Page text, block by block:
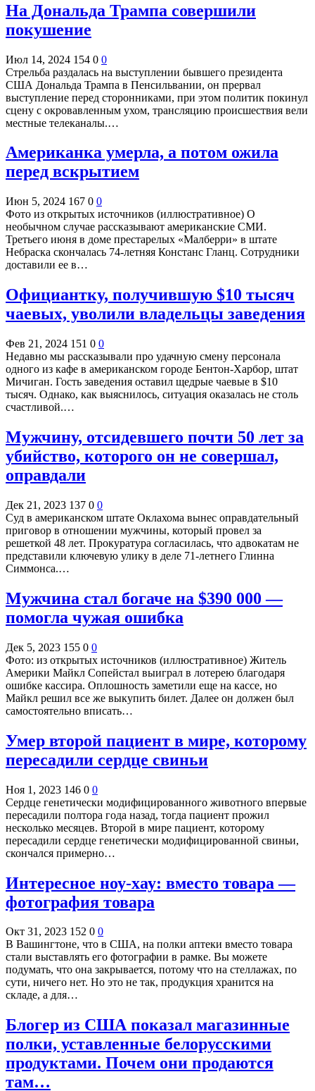
На Дональда Трампа совершили
покушение
Июл 14, 2024 154 0 0
Стрельба раздалась на выступлении бывшего президента
США Дональда Трампа в Пенсильвании, он прервал
выступление перед сторонниками, при этом политик покинул
сцену с окровавленным ухом, трансляцию происшествия вели
местные телеканалы.…
Американка умерла, а потом ожила
перед вскрытием
Июн 5, 2024 167 0 0
Фото из открытых источников (иллюстративное) О
необычном случае рассказывают американские СМИ.
Третьего июня в доме престарелых «Малберри» в штате
Небраска скончалась 74-летняя Констанс Гланц. Сотрудники
доставили ее в…
Официантку, получившую $10 тысяч
чаевых, уволили владельцы заведения
Фев 21, 2024 151 0 0
Недавно мы рассказывали про удачную смену персонала
одного из кафе в американском городе Бентон-Харбор, штат
Мичиган. Гость заведения оставил щедрые чаевые в $10
тысяч. Однако, как выяснилось, ситуация оказалась не столь
счастливой.…
Мужчину, отсидевшего почти 50 лет за
убийство, которого он не совершал,
оправдали
Дек 21, 2023 137 0 0
Суд в американском штате Оклахома вынес оправдательный
приговор в отношении мужчины, который провел за
решеткой 48 лет. Прокуратура согласилась, что адвокатам не
представили ключевую улику в деле 71-летнего Глинна
Симмонса.…
Мужчина стал богаче на $390 000 —
помогла чужая ошибка
Дек 5, 2023 155 0 0
Фото: из открытых источников (иллюстративное) Житель
Америки Майкл Сопейстал выиграл в лотерею благодаря
ошибке кассира. Оплошность заметили еще на кассе, но
Майкл решил все же выкупить билет. Далее он должен был
самостоятельно вписать…
Умер второй пациент в мире, которому
пересадили сердце свиньи
Ноя 1, 2023 146 0 0
Сердце генетически модифицированного животного впервые
пересадили полтора года назад, тогда пациент прожил
несколько месяцев. Второй в мире пациент, которому
пересадили сердце генетически модифицированной свиньи,
скончался примерно…
Интересное ноу-хау: вместо товара —
фотография товара
Окт 31, 2023 152 0 0
В Вашингтоне, что в США, на полки аптеки вместо товара
стали выставлять его фотографии в рамке. Вы можете
подумать, что она закрывается, потому что на стеллажах, по
сути, ничего нет. Но это не так, продукция хранится на
складе, а для…
Блогер из США показал магазинные
полки, уставленные белорусскими
продуктами. Почем они продаются
там…